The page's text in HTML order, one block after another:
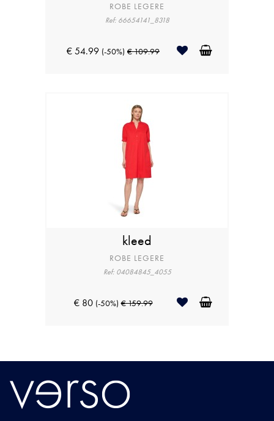
ROBE LEGERE
Ref: 66654141_8318
€ 54.99 (-50%) € 109.99
kleed
ROBE LEGERE
Ref: 04084845_4055
€ 80 (-50%) € 159.99